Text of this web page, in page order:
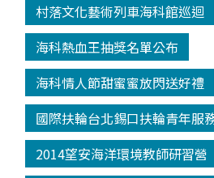
村落文化藝術列車海科館巡迴
海科熱血王抽獎名單公布
海科情人節甜蜜蜜放閃送好禮
國際扶輪台北錫口扶輪青年服
2014望安海洋環境教師研習營